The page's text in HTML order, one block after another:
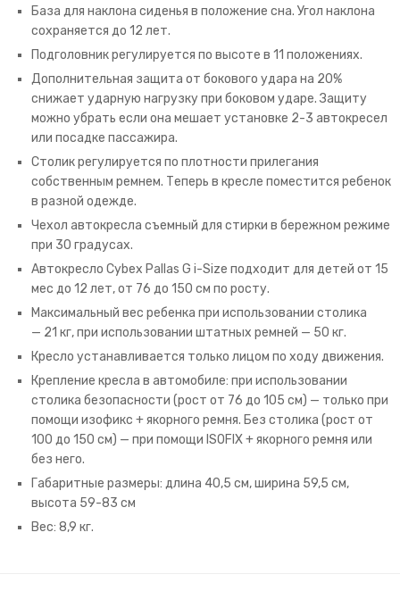
База для наклона сиденья в положение сна. Угол наклона
сохраняется до 12 лет.
Подголовник регулируется по высоте в 11 положениях.
Дополнительная защита от бокового удара на 20%
снижает ударную нагрузку при боковом ударе. Защиту
можно убрать если она мешает установке 2-3 автокресел
или посадке пассажира.
Столик регулируется по плотности прилегания
собственным ремнем. Теперь в кресле поместится ребенок
в разной одежде.
Чехол автокресла съемный для стирки в бережном режиме
при 30 градусах.
Автокресло Cybex Pallas G i-Size подходит для детей от 15
мес до 12 лет, от 76 до 150 см по росту.
Максимальный вес ребенка при использовании столика
— 21 кг, при использовании штатных ремней — 50 кг.
Кресло устанавливается только лицом по ходу движения.
Крепление кресла в автомобиле: при использовании
столика безопасности (рост от 76 до 105 см) — только при
помощи изофикс + якорного ремня. Без столика (рост от
100 до 150 см) — при помощи ISOFIX + якорного ремня или
без него.
Габаритные размеры: длина 40,5 см, ширина 59,5 см,
высота 59-83 см
Вес: 8,9 кг.